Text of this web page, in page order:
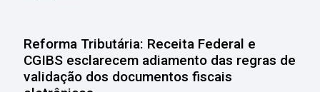
Reforma Tributária: Receita Federal e
CGIBS esclarecem adiamento das regras de
validação dos documentos fiscais